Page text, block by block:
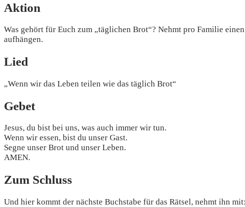
Aktion
Was gehört für Euch zum „täglichen Brot“? Nehmt pro Familie
aufhängen.
Lied
„Wenn wir das Leben teilen wie das täglich Brot“
Gebet
Jesus, du bist bei uns, was auch immer wir tun.
Wenn wir essen, bist du unser Gast.
Segne unser Brot und unser Leben.
AMEN.
Zum Schluss
Und hier kommt der nächste Buchstabe für das Rätsel, nehmt ihn mit: